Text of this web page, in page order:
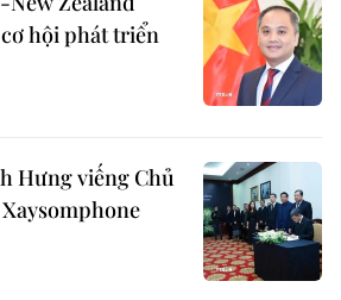
hội phát triển
Hưng viếng Chủ